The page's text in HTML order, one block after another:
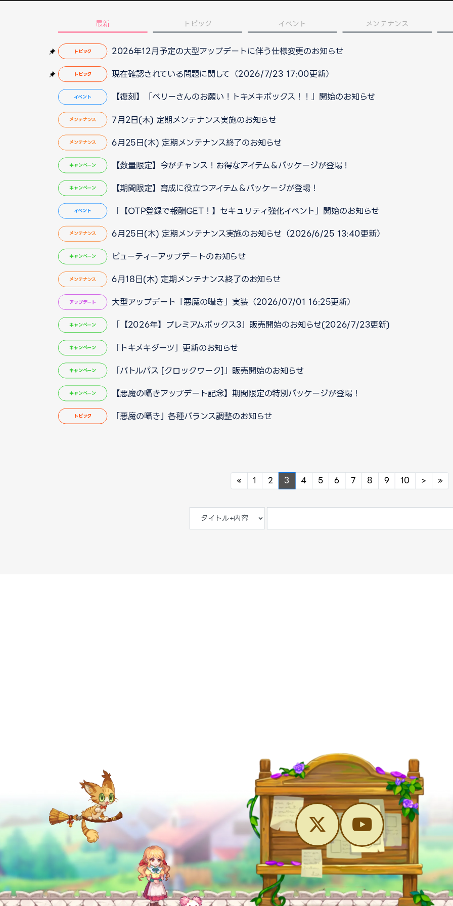
最新 トピック イベント メンテナンス
トピック 2026年12月予定の大型アップデートに伴う仕様変更のお知らせ
トピック 現在確認されている問題に関して（2026/7/23 17:00更新）
イベント 【復刻】「ベリーさんのお願い！トキメキボックス！！」開始のお知らせ
メンテナンス 7月2日(木) 定期メンテナンス実施のお知らせ
メンテナンス 6月25日(木) 定期メンテナンス終了のお知らせ
キャンペーン 【数量限定】今がチャンス！お得なアイテム＆パッケージが登場！
キャンペーン 【期間限定】育成に役立つアイテム＆パッケージが登場！
イベント 「【OTP登録で報酬GET！】セキュリティ強化イベント」開始のお知らせ
メンテナンス 6月25日(木) 定期メンテナンス実施のお知らせ（2026/6/25 13:40更新）
キャンペーン ビューティーアップデートのお知らせ
メンテナンス 6月18日(木) 定期メンテナンス終了のお知らせ
アップデート 大型アップデート「悪魔の囁き」実装（2026/07/01 16:25更新）
キャンペーン 「【2026年】プレミアムボックス3」販売開始のお知らせ(2026/7/23更新)
キャンペーン 「トキメキダーツ」更新のお知らせ
キャンペーン 「バトルパス [クロックワーク]」販売開始のお知らせ
キャンペーン 【悪魔の囁きアップデート記念】期間限定の特別パッケージが登場！
トピック 「悪魔の囁き」各種バランス調整のお知らせ
« Previous
1 2 3 4 5 6 7 8 9 10 > Next
»